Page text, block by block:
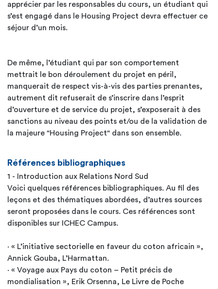
apprécier par les responsables du cours, un étudiant qui
s’est engagé dans le Housing Project devra effectuer ce
séjour d’un mois.
De même, l’étudiant qui par son comportement
mettrait le bon déroulement du projet en péril,
manquerait de respect vis-à-vis des parties prenantes,
autrement dit refuserait de s’inscrire dans l’esprit
d’ouverture et de service du projet, s’exposerait à des
sanctions au niveau des points et/ou de la validation de
la majeure "Housing Project" dans son ensemble.
Références bibliographiques
1 - Introduction aux Relations Nord Sud
Voici quelques références bibliographiques. Au fil des
leçons et des thématiques abordées, d’autres sources
seront proposées dans le cours. Ces références sont
disponibles sur ICHEC Campus.
· « L’initiative sectorielle en faveur du coton africain »,
Annick Gouba, L’Harmattan.
· « Voyage aux Pays du coton – Petit précis de
mondialisation », Erik Orsenna, Le Livre de Poche